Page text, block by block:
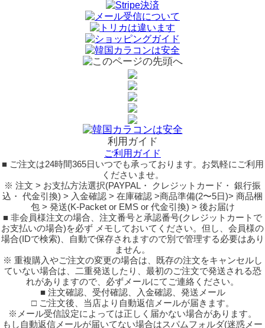
利用ガイド
ご利用ガイド
■ ご注文は24時間365日いつでも承っております。お気軽にご利用
くださいませ。
※ 注文 > お支払方法選択(PAYPAL・ クレジットカード・ 銀行振
込・ 代金引換) > 入金確認 > 在庫確認 >商品準備(2〜5日)> 商品梱
包 > 発送(K-Packet or EMS or 代金引換) > 後お届け
■ 非会員様注文の場合、注文番号と承認番号(クレジットカートで
お支払いの場合)を必ず メモしておいてください。但し、会員様の
場合(IDで検索)、自動で保存されますので別で管理する必要はあり
ません。
※ 重複購入やご注文の変更の場合は、既存の注文をキャンセルし
ていない場合は、二重発送したり、最初のご注文で発送される恐
れがありますので、必ずメールにてご連絡ください。
■ 注文確認、受付確認、入金確認、発送メール
□ ご注文後、当店より自動返信メールが届きます。
※メール受信設定によっては正しく届かない場合があります。
もし自動返信メールが届いてない場合はスパムフォルダ(迷惑メー